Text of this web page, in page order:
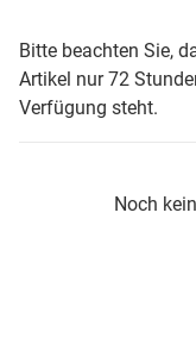
Bitte beachten Sie,
Artikel nur 72
Verfügung steht.
Noch